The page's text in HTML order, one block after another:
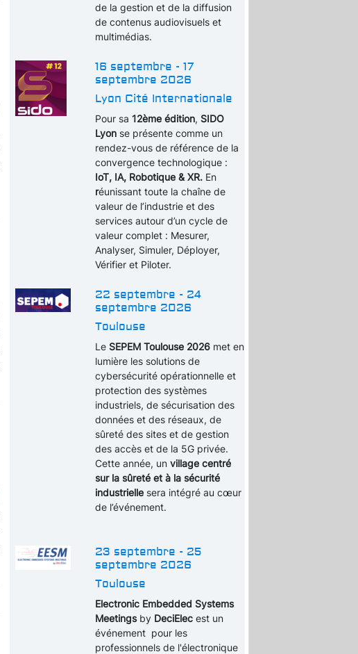
de la gestion et de la diffusion
de contenus audiovisuels et
multimédias.
16 septembre - 17
septembre 2026
Lyon Cité Internationale
Pour sa 12ème édition, SIDO
Lyonse présente comme un
rendez-vous de référence de la
convergence technologique :
IoT, IA, Robotique & XR. En
réunissant toute la chaîne de
valeur de l’industrie et des
services autour d’un cycle de
valeur complet : Mesurer,
Analyser, Simuler, Déployer,
Vérifier et Piloter.
22 septembre - 24
septembre 2026
Toulouse
Le SEPEM Toulouse 2026met en
lumière les solutions de
cybersécurité opérationnelle et
protection des systèmes
industriels, de sécurisation des
données et des réseaux, de
sûreté des sites et de gestion
des accès et de la 5G privée.
Cette année, un village centré
sur la sûreté et à la sécurité
industriellesera intégré au cœur
de l’événement.
23 septembre - 25
septembre 2026
Toulouse
Electronic Embedded Systems
Meetingsby DeciElec est un
événement pour les
professionnels de l'électronique